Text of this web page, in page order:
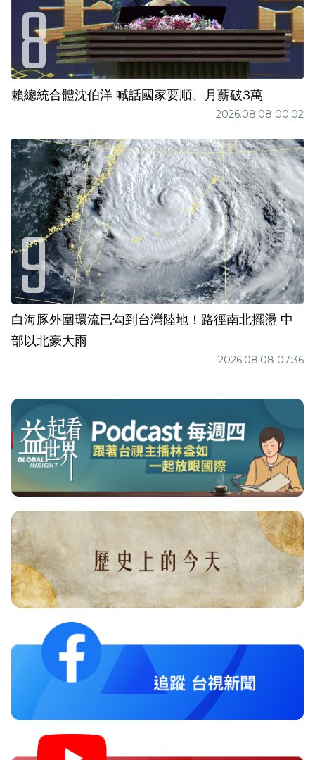
賴總統合體沈伯洋 喊話國家要順、月薪破3萬
2026.08.08 00:02
白海豚外圍環流已勾到台灣陸地！路徑南北擺盪 中
部以北豪大雨
2026.08.08 07:36